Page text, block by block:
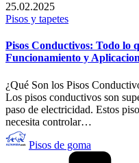
25.02.2025
Publicado
Pisos y tapetes
Pisos Conductivos: Todo lo
Funcionamiento y
¿Qué Son los Pisos
Los pisos conductivos son
paso de electricidad. Estos
necesita controlar…
Publicado
por
Pisos de goma